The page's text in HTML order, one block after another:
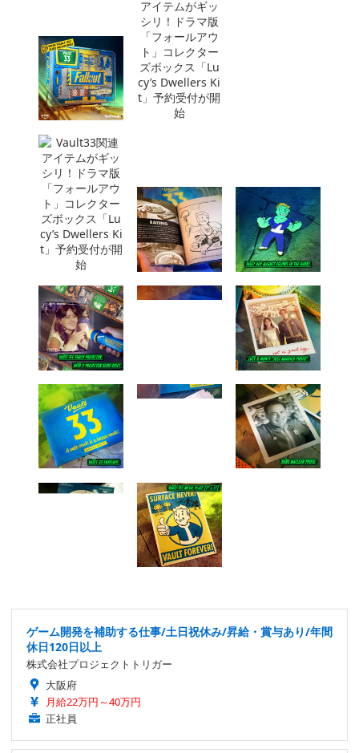
ゲーム開発を補助する仕事/土日祝休み/昇給・賞与あり/年間
休日120日以上
株式会社プロジェクトトリガー
大阪府
月給22万円～40万円
正社員